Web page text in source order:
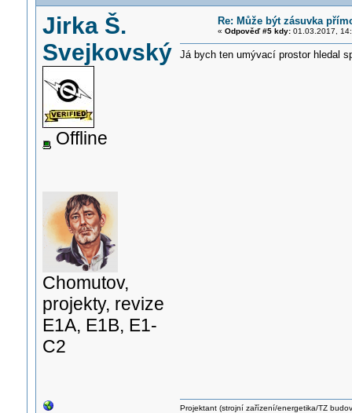
Jirka Š.
Svejkovský
Offline
Chomutov,
projekty, revize
E1A, E1B, E1-
C2
Re: Může být zásuvka
« Odpověď #5 kdy:01.03.2017,
Já bych ten umývací prostor hledal
Projektant (strojní zařízení/energetika/TZ